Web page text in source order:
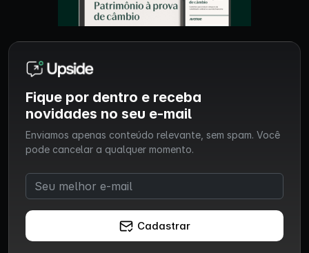
Fique por dentro e receba
novidades no seu e-mail
Enviamos apenas conteúdo relevante, sem spam. Você
pode cancelar a qualquer momento.
Cadastrar